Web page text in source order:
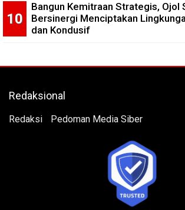
Bangun Kemitraan Strategis, Ojol
Bersinergi Menciptakan
dan Kondusif
Redaksional
Redaksi Pedoman Media Siber